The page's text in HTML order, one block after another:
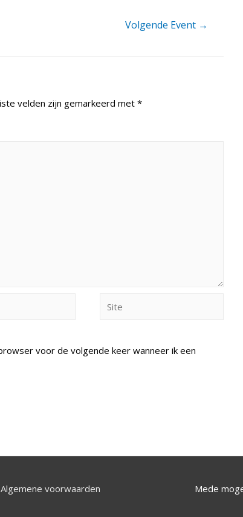
Volgende Event →
velden zijn gemarkeerd met*
voor de volgende keer wanneer ik een
Algemene voorwaarden
Mede